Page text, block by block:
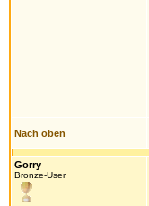
Nach oben
Gorry
Bronze-User